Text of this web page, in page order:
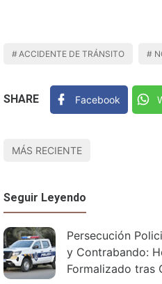
ACCIDENTE DE TRÁNSITO
SHARE Facebook
MÁS RECIENTE
Seguir Leyendo
Persecución
y Contrabando:
Formalizado tras